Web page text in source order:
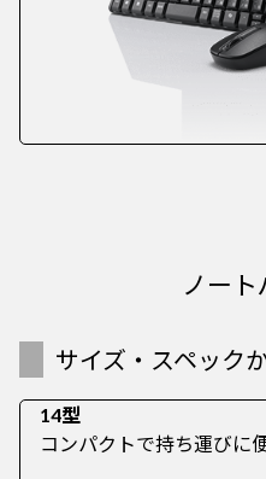
ノー
サイズ・スペック
14型
コンパクトで持ち運びに